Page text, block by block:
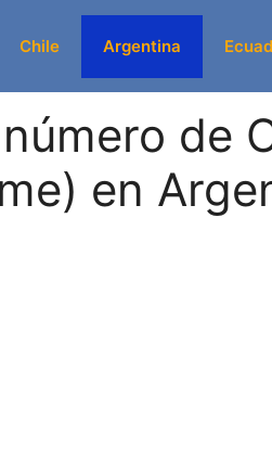
Chile Argentina
de
en